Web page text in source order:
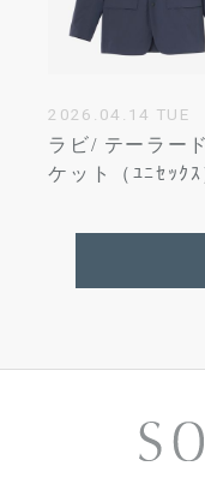
2026.04.14 TUE
ラビ/ テーラー
ケット（ﾕﾆｾｯｸｽ